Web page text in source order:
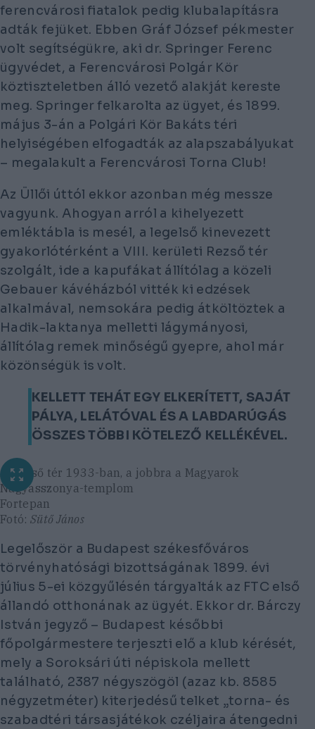
ferencvárosi fiatalok pedig klubalapításra
adták fejüket. Ebben Gráf József pékmester
volt segítségükre, aki dr. Springer Ferenc
ügyvédet, a Ferencvárosi Polgár Kör
köztiszteletben álló vezető alakját kereste
meg. Springer felkarolta az ügyet, és 1899.
május 3-án a Polgári Kör Bakáts téri
helyiségében elfogadták az alapszabályukat
– megalakult a Ferencvárosi Torna Club!
Az Üllői úttól ekkor azonban még messze
vagyunk. Ahogyan arról a kihelyezett
emléktábla is mesél, a legelső kinevezett
gyakorlótérként a VIII. kerületi Rezső tér
szolgált, ide a kapufákat állítólag a közeli
Gebauer kávéházból vitték ki edzések
alkalmával, nemsokára pedig átköltöztek a
Hadik-laktanya melletti lágymányosi,
állítólag remek minőségű gyepre, ahol már
közönségük is volt.
KELLETT TEHÁT EGY ELKERÍTETT, SAJÁT
PÁLYA, LELÁTÓVAL ÉS A LABDARÚGÁS
ÖSSZES TÖBBI KÖTELEZŐ KELLÉKÉVEL.
A Rezső tér 1933-ban, a jobbra a Magyarok
Nagyasszonya-templom
Fortepan
Fotó: Sütő János
Legelőször a Budapest székesfőváros
törvényhatósági bizottságának 1899. évi
július 5-ei közgyűlésén tárgyalták az FTC első
állandó otthonának az ügyét. Ekkor dr. Bárczy
István jegyző – Budapest későbbi
főpolgármestere terjeszti elő a klub kérését,
mely a Soroksári úti népiskola mellett
található, 2387 négyszögöl (azaz kb. 8585
négyzetméter) kiterjedésű telket „torna- és
szabadtéri társasjátékok czéljaira átengedni